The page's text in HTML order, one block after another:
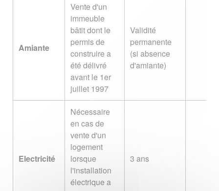
Amiante
Vente d'un
immeuble
bâtit dont le
permis de
construire a
été délivré
avant le 1er
juillet 1997
Validité
permanente
(si absence
d'amiante)
Electricité
Nécessaire
en cas de
vente d'un
logement
lorsque
l'installation
électrique a
3 ans